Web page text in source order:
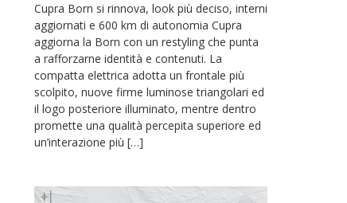
Cupra Born si rinnova, look più deciso, interni
aggiornati e 600 km di autonomia Cupra
aggiorna la Born con un restyling che punta
a rafforzarne identità e contenuti. La
compatta elettrica adotta un frontale più
scolpito, nuove firme luminose triangolari ed
il logo posteriore illuminato, mentre dentro
promette una qualità percepita superiore ed
un’interazione più […]